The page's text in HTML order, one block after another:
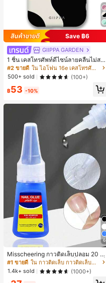
Save ฿6
GIIPPA GARDEN
1 ชิ้น เคสโทรศัพท์ดีไซน์ลายคลื่นไม่สม
มาตรสำหรับ Phone 17 Pro Max, เหม
าะสำหรับ Phone 16 Pro Max, 15 Pro
Max, 14 Pro Max, เคสโทรศัพท์สไตล์เ
กาหลีและน่าสนใจ, เข้ากันได้กับ 11/12/
13/14/15/16 Pro Max Plus, ดีไซน์หรู
ขวัญในอุดมคติสำหรับคริสต์มาส, วันว
าเลนไทน์, อีสเตอร์, ฤดูแต่งงานและวันเ
กิดสำหรับแฟนสาว
#2 ขายดี
ใน ไอโฟน 16e เคสโทรศัพท์แฟชั่น
500+ sold
(100+)
฿53 -10%
6
Misscheering กาวติดเล็บปลอม 20 กรั
ม แรงยึดสูง เจลสติกเกอร์เล็บนุ่ม แห้งเร็
ว เหมาะสำหรับผู้เริ่มต้นทำเล็บ ติดทนน
าน
#1 ขายดี
ใน กาวติดเล็บ กาวติดเล็บและสารยึดติด
1.4k+ sold
(1000+)